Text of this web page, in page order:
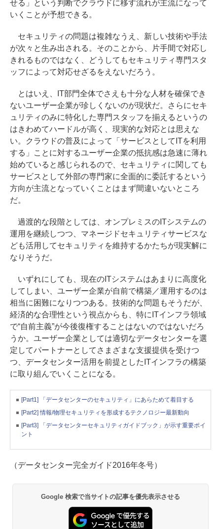
せる」という判断でクラウドに移す流れが主流になって
いくことが予想できる。
セキュリティの問題は複雑なうえ、新しい技術や手法
が次々と生み出される。そのことから、片手間で対応し
きれるものではなく、どうしてもセキュリティ専門スタ
ッフによって対応せざるをえないだろう。
とはいえ、IT部門全体でさえも十分な人材を確保でき
ないユーザー企業が珍しくないのが現状だ。さらにセキ
ュリティのみに特化した専門スタッフを揃えるというの
はきわめてハードルが高く、現実的な対応とは思えな
い。クラウドの普及によって「サービスとしてITを利用
する」ことに対するユーザー企業の抵抗感は急速に薄れ
始めていると感じられるので、セキュリティに関しても
サービスとして外部の専門家に全面的に委託するという
方向が主流となっていくことはまず間違いないところ
だ。
過渡的な段階としては、オンプレミスのITシステムの
運用を継続しつつ、マネージドセキュリティサービスな
ども活用してセキュリティを維持するかたちが現実解に
なりそうだ。
いずれにしても、現在のITシステムはあまりに高度化
してしまい、ユーザー企業が自前で構築／運用するのは
相当に困難になりつつある。技術的な問題もそうだが、
経済的な合理性という視点からも、特にITインフラ領域
で“自前主義”が今後復権することはないのではないだろ
うか。ユーザー企業としては適切なデータセンターを選
定してパートナーとしてさまざまな支援提供を受けつ
つ、データセンター活用を前提としたITインフラの構築
に取り組んでいくことになる。
[Part1] 「データセンターのセキュリティ」にあらためて着目する
[Part2] 情報/物理セキュリティを形成するテクノロジー最新動向
[Part3] 「データセンターセキュリティガイドブック」が示す重要ポイ
ント
（データセンター完全ガイド2016年冬号）
Google 検索で当サイトの記事を優先表示させる